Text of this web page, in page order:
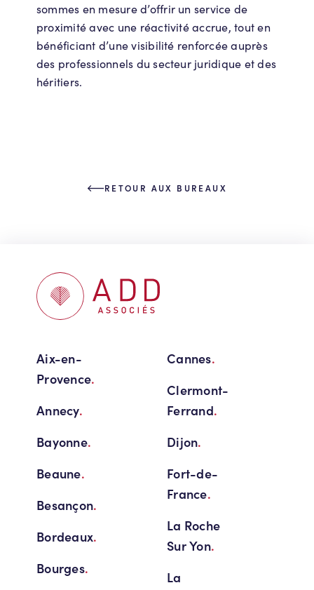
sommes en mesure d’offrir un service de
proximité avec une réactivité accrue, tout en
bénéficiant d’une visibilité renforcée auprès
des professionnels du secteur juridique et des
héritiers.
RETOUR AUX BUREAUX
Aix-en-
Provence.
Annecy.
Bayonne.
Beaune.
Besançon.
Bordeaux.
Bourges.
Cannes.
Clermont-
Ferrand.
Dijon.
Fort-de-
France.
La Roche
Sur Yon.
La